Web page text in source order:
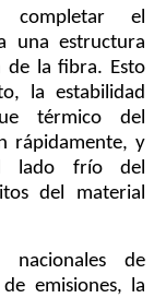
completar el
una estructura
de la fibra. Esto
la estabilidad
térmico del
rápidamente, y
lado frío del
del material
de
emisiones, la